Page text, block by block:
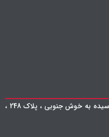
: تهران ، خیابان آزادی ، نرسیده به خوش جنوبی ، پلاک 248 ،